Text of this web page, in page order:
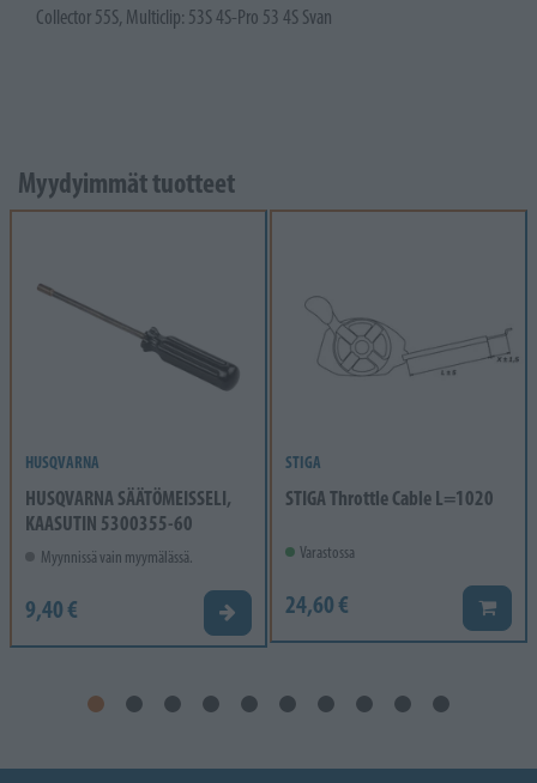
Collector 55S, Multiclip: 53S 4S-Pro 53 4S Svan
Myydyimmät tuotteet
HUSQVARNA
HUSQVARNA SÄÄTÖMEISSELI,
KAASUTIN 5300355-60
Myynnissä vain myymälässä.
9,40 € Valitse vaihtoehto
STIGA
STIGA Throttle Cable L=1020
Varastossa
24,60 € Lisää